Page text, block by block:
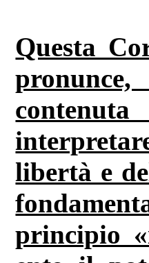
Questa
libertà e
principio